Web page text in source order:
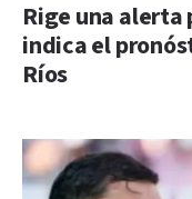
Rige una
indica el
Ríos